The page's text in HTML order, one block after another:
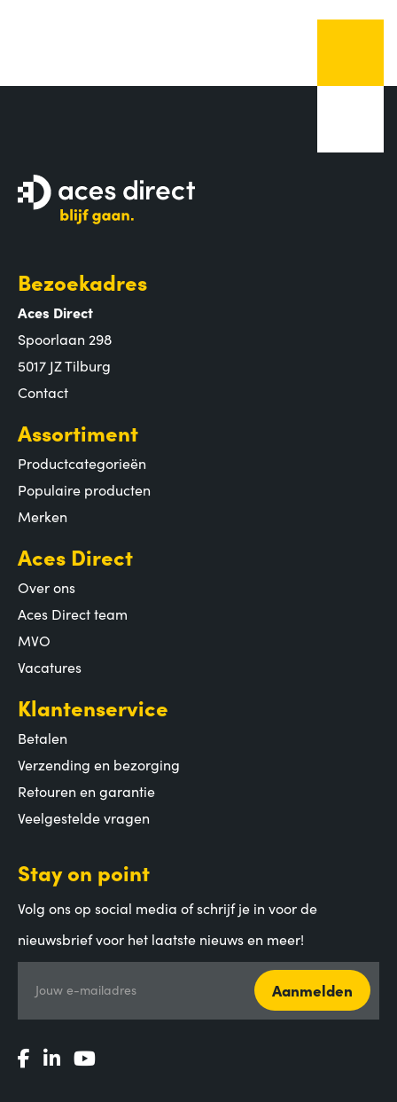
Bezoekadres
Aces Direct
Spoorlaan 298
5017 JZ Tilburg
Contact
Assortiment
Productcategorieën
Populaire producten
Merken
Aces Direct
Over ons
Aces Direct team
MVO
Vacatures
Klantenservice
Betalen
Verzending en bezorging
Retouren en garantie
Veelgestelde vragen
Stay on point
Volg ons op social media of schrijf je in voor de
nieuwsbrief voor het laatste nieuws en meer!
Jouw e-mailadres Aanmelden